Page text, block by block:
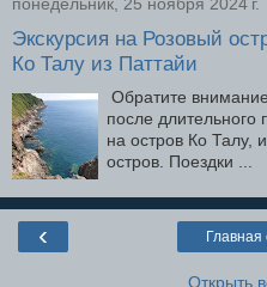
Экскурсия на Розовый
Ко Талу из Паттайи
Обратите
после длительного
на остров Ко Талу,
остров. Поездки ...
‹
Открыть